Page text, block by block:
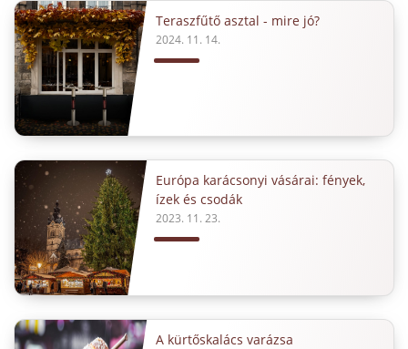
Teraszfűtő asztal - mire jó?
2024. 11. 14.
Európa karácsonyi vásárai: fények,
ízek és csodák
2023. 11. 23.
A kürtőskalács varázsa